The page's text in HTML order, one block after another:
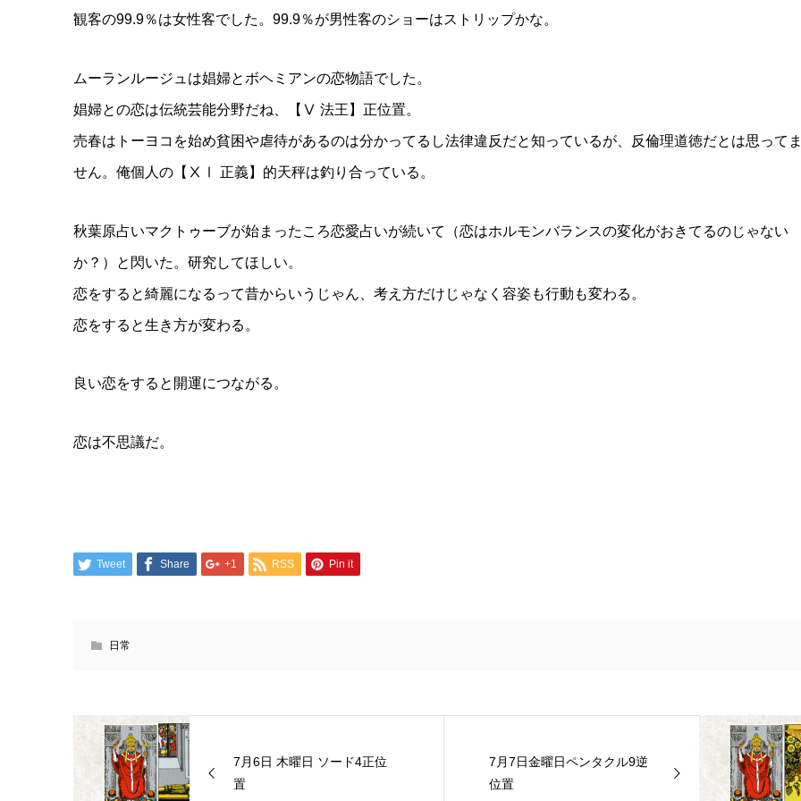
観客の99.9％は女性客でした。99.9％が男性客のショーはストリップかな。
ムーランルージュは娼婦とボヘミアンの恋物語でした。
娼婦との恋は伝統芸能分野だね、【Ⅴ 法王】正位置。
売春はトーヨコを始め貧困や虐待があるのは分かってるし法律違反だと知っているが、反倫理道徳だとは思って
せん。俺個人の【ⅩⅠ 正義】的天秤は釣り合っている。
秋葉原占いマクトゥーブが始まったころ恋愛占いが続いて（恋はホルモンバランスの変化がおきてるのじゃない
か？）と閃いた。研究してほしい。
恋をすると綺麗になるって昔からいうじゃん、考え方だけじゃなく容姿も行動も変わる。
恋をすると生き方が変わる。
良い恋をすると開運につながる。
恋は不思議だ。
Tweet Share +1 RSS Pin it
日常
7月6日 木曜日 ソード4正位
置
7月7日金曜日ペンタクル9逆
位置